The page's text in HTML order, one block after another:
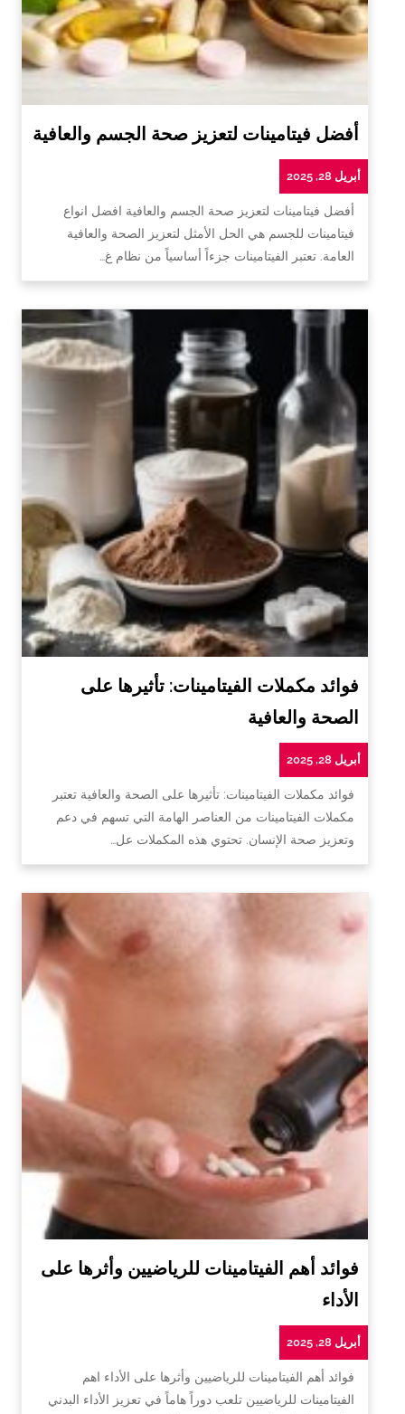
أفضل فيتامينات لتعزيز صحة الجسم والعافية
أبريل 28, 2025
أفضل فيتامينات لتعزيز صحة الجسم والعافية افضل انواع
فيتامينات للجسم هي الحل الأمثل لتعزيز الصحة والعافية
العامة. تعتبر الفيتامينات جزءاً أساسياً من نظام غ…
فوائد مكملات الفيتامينات: تأثيرها على
الصحة والعافية
أبريل 28, 2025
فوائد مكملات الفيتامينات: تأثيرها على الصحة والعافية تعتبر
مكملات الفيتامينات من العناصر الهامة التي تسهم في دعم
وتعزيز صحة الإنسان. تحتوي هذه المكملات عل…
فوائد أهم الفيتامينات للرياضيين وأثرها على
الأداء
أبريل 28, 2025
فوائد أهم الفيتامينات للرياضيين وأثرها على الأداء اهم
الفيتامينات للرياضيين تلعب دوراً هاماً في تعزيز الأداء البدني